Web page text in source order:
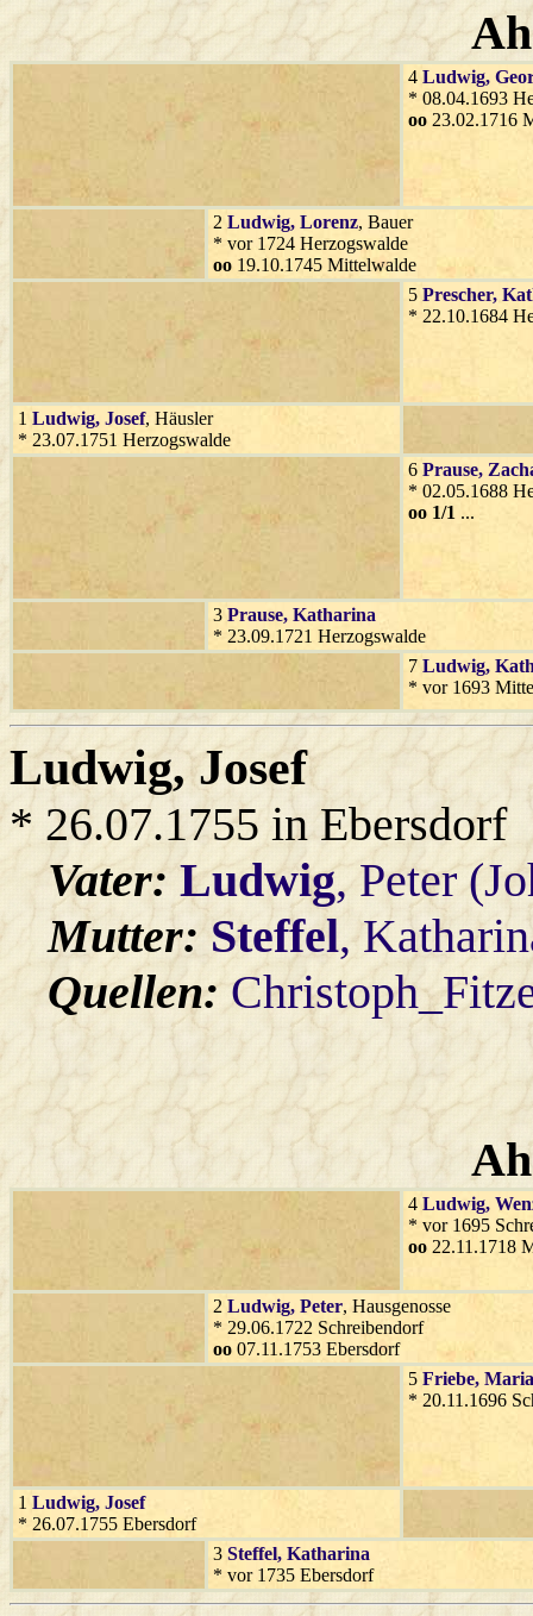
4 Ludwig,
* 08.04.1693
oo 23.02.1716
2 Ludwig, Lorenz, Bauer
* vor 1724 Herzogswalde
oo 19.10.1745 Mittelwalde
5 Prescher,
* 22.10.1684
1 Ludwig, Josef, Häusler
* 23.07.1751 Herzogswalde
6 Prause,
* 02.05.1688
oo 1/1 ...
3 Prause, Katharina
* 23.09.1721 Herzogswalde
7 Ludwig,
* vor 1693
Ludwig, Josef
* 26.07.1755 in Ebersdorf
Vater:Ludwig, Peter
Mutter:Steffel,
Quellen:
4 Ludwig,
* vor 1695
oo 22.11.1718
2 Ludwig, Peter, Hausgenosse
* 29.06.1722 Schreibendorf
oo 07.11.1753 Ebersdorf
5 Friebe, Maria
* 20.11.1696
1 Ludwig, Josef
* 26.07.1755 Ebersdorf
3 Steffel, Katharina
* vor 1735 Ebersdorf